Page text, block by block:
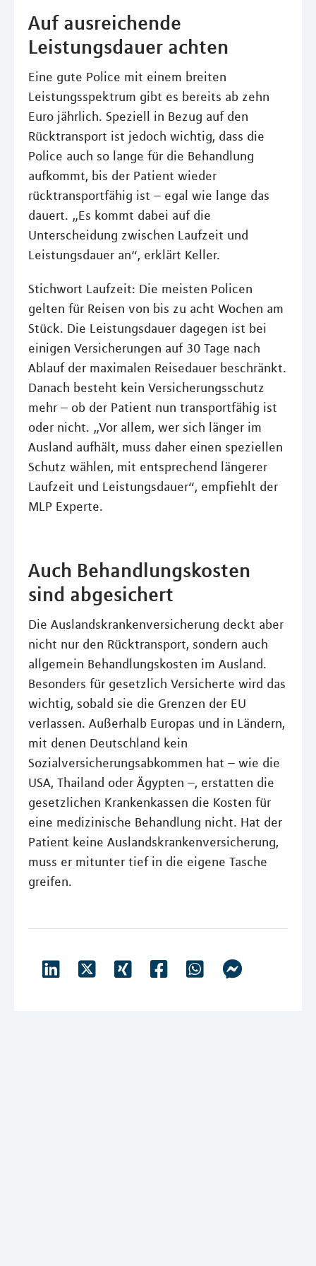
Auf ausreichende
Leistungsdauer achten
Eine gute Police mit einem breiten
Leistungsspektrum gibt es bereits ab zehn
Euro jährlich. Speziell in Bezug auf den
Rücktransport ist jedoch wichtig, dass die
Police auch so lange für die Behandlung
aufkommt, bis der Patient wieder
rücktransportfähig ist – egal wie lange das
dauert. „Es kommt dabei auf die
Unterscheidung zwischen Laufzeit und
Leistungsdauer an“, erklärt Keller.
Stichwort Laufzeit: Die meisten Policen
gelten für Reisen von bis zu acht Wochen am
Stück. Die Leistungsdauer dagegen ist bei
einigen Versicherungen auf 30 Tage nach
Ablauf der maximalen Reisedauer beschränkt.
Danach besteht kein Versicherungsschutz
mehr – ob der Patient nun transportfähig ist
oder nicht. „Vor allem, wer sich länger im
Ausland aufhält, muss daher einen speziellen
Schutz wählen, mit entsprechend längerer
Laufzeit und Leistungsdauer“, empfiehlt der
MLP Experte.
Auch Behandlungskosten
sind abgesichert
Die Auslandskrankenversicherung deckt aber
nicht nur den Rücktransport, sondern auch
allgemein Behandlungskosten im Ausland.
Besonders für gesetzlich Versicherte wird das
wichtig, sobald sie die Grenzen der EU
verlassen. Außerhalb Europas und in Ländern,
mit denen Deutschland kein
Sozialversicherungsabkommen hat – wie die
USA, Thailand oder Ägypten –, erstatten die
gesetzlichen Krankenkassen die Kosten für
eine medizinische Behandlung nicht. Hat der
Patient keine Auslandskrankenversicherung,
muss er mitunter tief in die eigene Tasche
greifen.